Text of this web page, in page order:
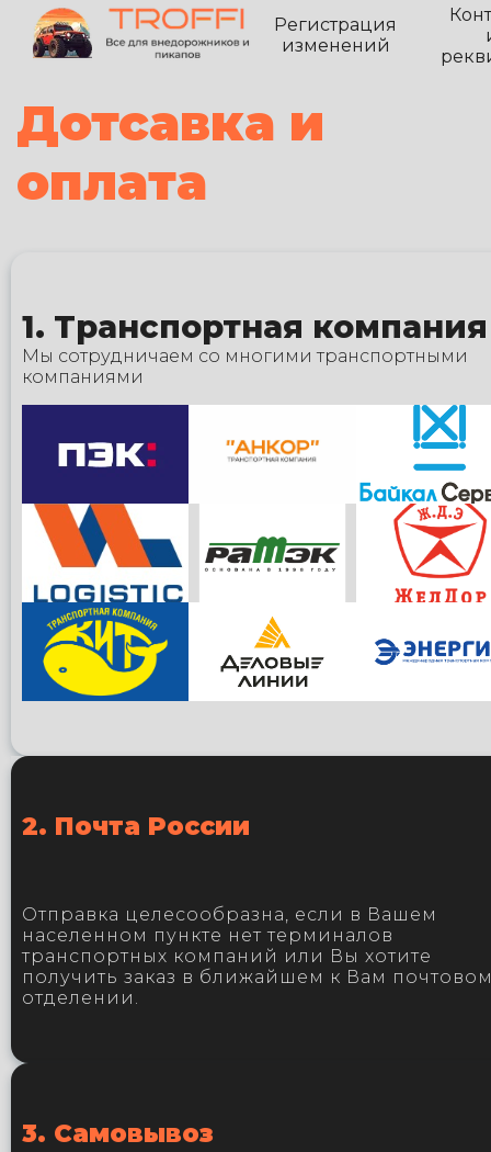
Регистрация
изменений
Дотсавка и
оплата
1. Транспортная компания
Мы сотрудничаем со многими транспортными
компаниями
2. Почта России
Отправка целесообразна, если в Вашем
населенном пункте нет терминалов
транспортных компаний или Вы хотите
получить заказ в ближайшем к Вам
отделении.
3. Самовывоз